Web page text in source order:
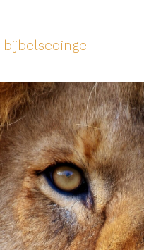
bijbelsedinge